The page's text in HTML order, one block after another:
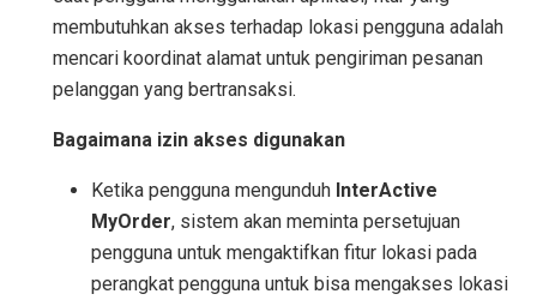
membutuhkan akses terhadap lokasi pengguna adalah
mencari koordinat alamat untuk pengiriman pesanan
pelanggan yang bertransaksi.
Bagaimana izin akses digunakan
Ketika pengguna mengunduh InterActive
MyOrder, sistem akan meminta persetujuan
pengguna untuk mengaktifkan fitur lokasi pada
perangkat pengguna untuk bisa mengakses lokasi